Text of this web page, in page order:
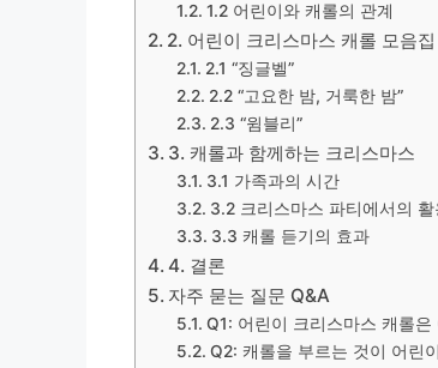
1.2 어린이와 캐롤의 관계
2. 어린이 크리스마스 캐롤 모음집
2.1 “징글벨”
2.2 “고요한 밤, 거룩한 밤”
2.3 “윔블리”
3. 캐롤과 함께하는 크리스마스
3.1 가족과의 시간
3.2 크리스마스 파티에서의 활
3.3 캐롤 듣기의 효과
4. 결론
자주 묻는 질문 Q&A
Q1: 어린이 크리스마스 캐롤
Q2: 캐롤을 부르는 것이 어린